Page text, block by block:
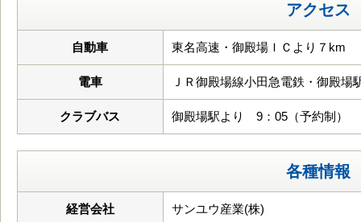
アクセス
自動車 東名高速・御殿場ＩＣより７km
電車 ＪＲ御殿場線小田急電鉄・御殿場
クラブバス 御殿場駅より 9：05（予約制）
各種情報
経営会社 サンユウ産業(株)